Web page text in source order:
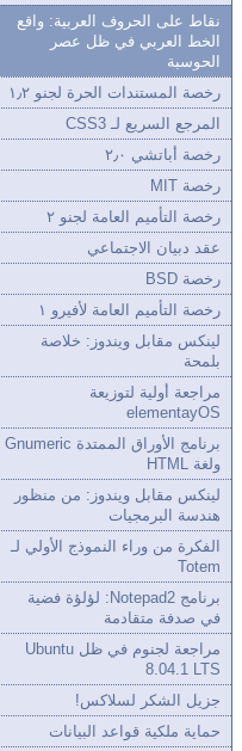
نقاط على الحروف العربية: واقع
الخط العربي في ظل عصر
الحوسبة
رخصة المستندات الحرة لجنو ١٫٢
المرجع السريع لـ CSS3
رخصة أباتشي ٢٫٠
رخصة MIT
رخصة التأميم العامة لجنو ٢
عقد دبيان الاجتماعي
رخصة BSD
رخصة التأميم العامة لأفيرو ١
لينكس مقابل ويندوز: خلاصة
بلمحة
مراجعة أولية لتوزيعة
elementayOS
برنامج الأوراق الممتدة Gnumeric
ولغة HTML
لينكس مقابل ويندوز: من منظور
هندسة البرمجيات
الفكرة من وراء النموذج الأولي لـ
Totem
برنامج Notepad2: لؤلؤة فضية
في صدفة متقادمة
مراجعة لجنوم في ظل Ubuntu
8.04.1 LTS
جزيل الشكر لسلاكس!
حماية ملكية قواعد البيانات